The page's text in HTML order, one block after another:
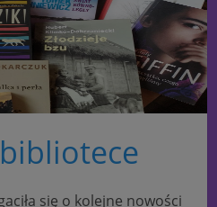
się o kolejne nowości